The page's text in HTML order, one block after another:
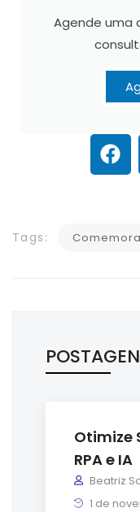
Agende uma
Tags:
Otimize
RPA e IA
Beatriz
1 de